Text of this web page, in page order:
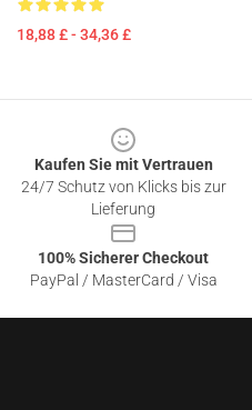
18,88 £ - 34,36 £
Kaufen Sie mit Vertrauen
24/7 Schutz von Klicks bis zur
Lieferung
100% Sicherer Checkout
PayPal / MasterCard / Visa